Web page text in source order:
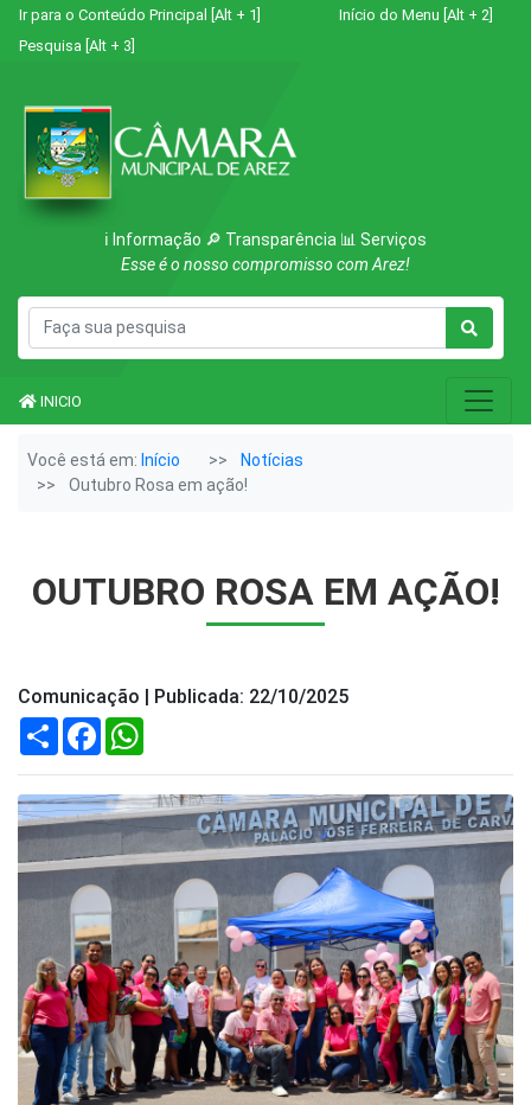
Ir para o Conteúdo Principal [Alt + 1]
Início do Menu [Alt + 2]
Pesquisa [Alt + 3]
ℹ️ Informação 🔎 Transparência 📊 Serviços
Esse é o nosso compromisso com Arez!
INICIO
Você está em: Início
Notícias
Outubro Rosa em ação!
OUTUBRO ROSA EM AÇÃO!
Comunicação | Publicada: 22/10/2025
Compartilhar
Facebook